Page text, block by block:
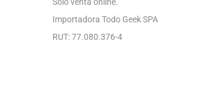
Importadora Todo Geek SPA
RUT: 77.080.376-4